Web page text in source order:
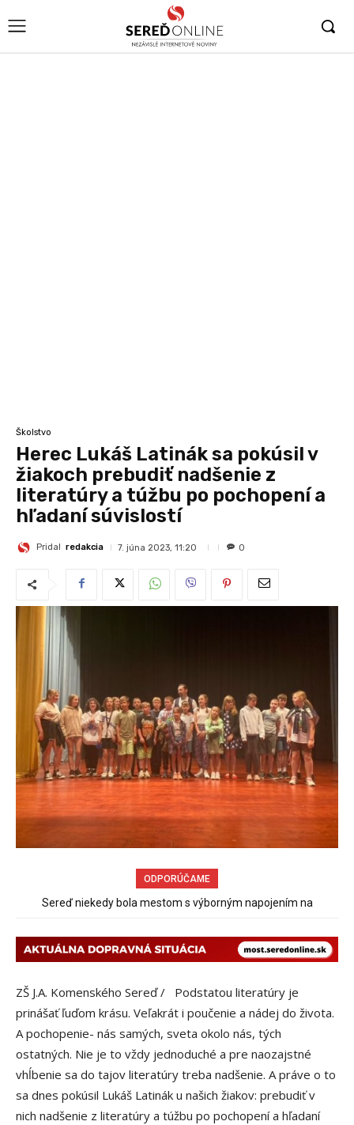
Školstvo
Herec Lukáš Latinák sa pokúsil v
žiakoch prebudiť nadšenie z
literatúry a túžbu po pochopení a
hľadaní súvislostí
Pridal redakcia 7. júna 2023, 11:20 0
ODPORÚČAME
Sereď niekedy bola mestom s výborným napojením na
ZŠ J.A. Komenského Sereď / Podstatou literatúry je
prinášať ľuďom krásu. Veľakrát i poučenie a nádej do života.
A pochopenie- nás samých, sveta okolo nás, tých
ostatných. Nie je to vždy jednoduché a pre naozajstné
vhĺbenie sa do tajov literatúry treba nadšenie. A práve o to
sa dnes pokúsil Lukáš Latinák u našich žiakov: prebudiť v
nich nadšenie z literatúry a túžbu po pochopení a hľadaní